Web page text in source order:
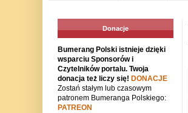
Donacje
Bumerang Polski istnieje dzięki
wsparciu Sponsorów i
Czytelników portalu. Twoja
donacja też liczy się! DONACJE
Zostań stałym lub czasowym
patronem Bumeranga Polskiego:
PATREON